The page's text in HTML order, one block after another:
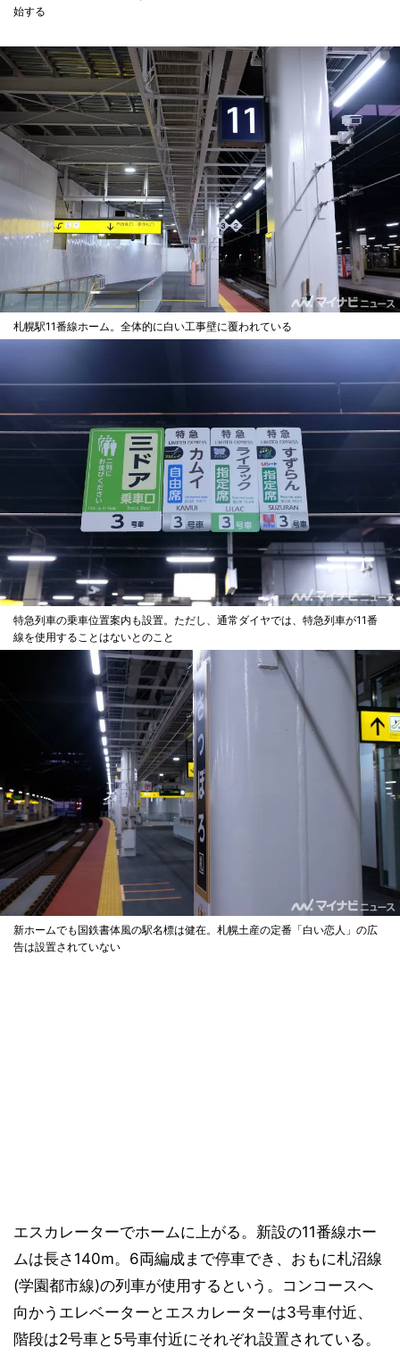
始する
札幌駅11番線ホーム。全体的に白い工事壁に覆われている
特急列車の乗車位置案内も設置。ただし、通常ダイヤでは、特急列車が11番
線を使用することはないとのこと
新ホームでも国鉄書体風の駅名標は健在。札幌土産の定番「白い恋人」の広
告は設置されていない
エスカレーターでホームに上がる。新設の11番線ホー
ムは長さ140m。6両編成まで停車でき、おもに札沼線
(学園都市線)の列車が使用するという。コンコースへ
向かうエレベーターとエスカレーターは3号車付近、
階段は2号車と5号車付近にそれぞれ設置されている。